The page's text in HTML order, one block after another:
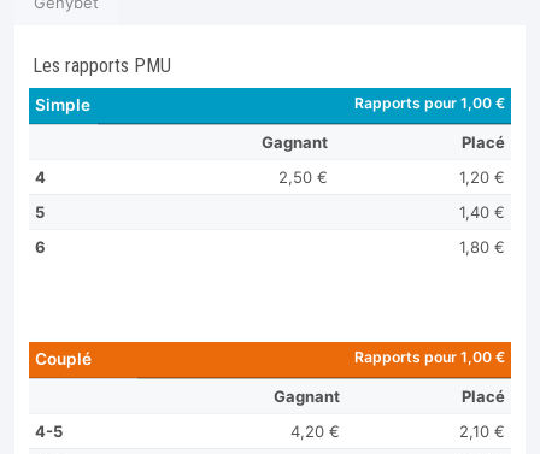
Les rapports PMU
Simple Rapports pour 1,00 €
Gagnant
Placé
4
2,50 €
1,20 €
5
1,40 €
6
1,80 €
Couplé Rapports pour 1,00 €
Gagnant
Placé
4-5
4,20 €
2,10 €